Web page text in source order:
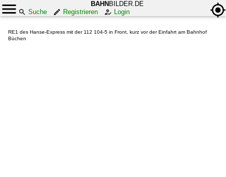
BAHN BILDER.DE
Suche
Registrieren Login
RE1 des Hanse-Express mit der 112 104-5 in Front, kurz vor der Einfahrt am Bahnhof
Büchen